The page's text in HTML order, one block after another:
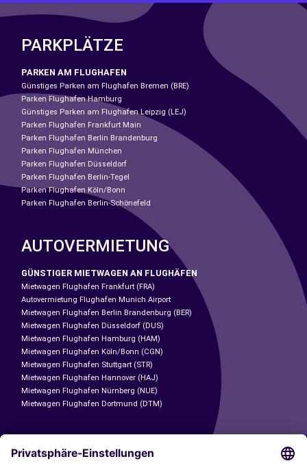
PARKPLÄTZE
PARKEN AM FLUGHAFEN
Günstiges Parken am Flughafen Bremen (BRE)
Parken Flughafen Hamburg
Günstiges Parken am Flughafen Leipzig (LEJ)
Parken Flughafen Frankfurt Main
Parken Flughafen Berlin Brandenburg
Parken Flughafen München
Parken Flughafen Düsseldorf
Parken Flughafen Berlin-Tegel
Parken Flughafen Köln/Bonn
Parken Flughafen Berlin-Schönefeld
AUTOVERMIETUNG
GÜNSTIGER MIETWAGEN AN FLUGHÄFEN
Mietwagen Flughafen Frankfurt (FRA)
Autovermietung Flughafen Munich Airport
Mietwagen Flughafen Berlin Brandenburg (BER)
Mietwagen Flughafen Düsseldorf (DUS)
Mietwagen Flughafen Hamburg (HAM)
Mietwagen Flughafen Köln/Bonn (CGN)
Mietwagen Flughafen Stuttgart (STR)
Mietwagen Flughafen Hannover (HAJ)
Mietwagen Flughafen Nürnberg (NUE)
Mietwagen Flughafen Dortmund (DTM)
CARSHARING